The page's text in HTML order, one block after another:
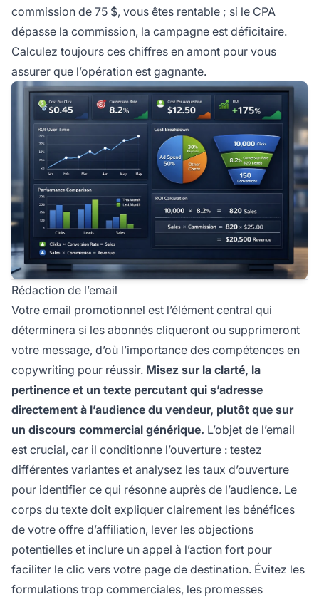
commission de 75 $, vous êtes rentable ; si le CPA
dépasse la commission, la campagne est déficitaire.
Calculez toujours ces chiffres en amont pour vous
assurer que l’opération est gagnante.
Rédaction de l’email
Votre email promotionnel est l’élément central qui
déterminera si les abonnés cliqueront ou supprimeront
votre message, d’où l’importance des compétences en
copywriting pour réussir. Misez sur la clarté, la
pertinence et un texte percutant qui s’adresse
directement à l’audience du vendeur, plutôt que sur
un discours commercial générique. L’objet de l’email
est crucial, car il conditionne l’ouverture : testez
différentes variantes et analysez les taux d’ouverture
pour identifier ce qui résonne auprès de l’audience. Le
corps du texte doit expliquer clairement les bénéfices
de votre offre d’affiliation, lever les objections
potentielles et inclure un appel à l’action fort pour
faciliter le clic vers votre page de destination. Évitez les
formulations trop commerciales, les promesses